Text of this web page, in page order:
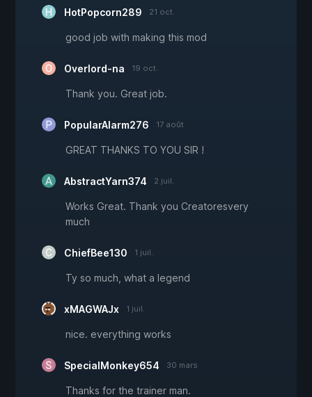
HotPopcorn289 21 oct.
good job with making this mod
Overlord-na 19 oct.
Thank you. Great job.
PopularAlarm276 17 août
GREAT THANKS TO YOU SIR !
AbstractYarn374 2 juil.
Works Great. Thank you Creatoresvery
much
ChiefBee130 1 juil.
Ty so much, what a legend
xMAGWAJx 1 juil.
nice. everything works
SpecialMonkey654 30 mars
Thanks for the trainer man.